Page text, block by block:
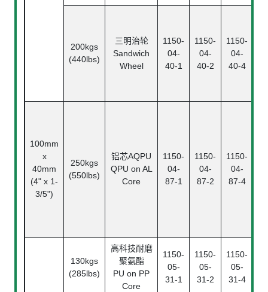
200kgs
(440lbs)
三明治轮
Sandwich
Wheel
1150-
04-
40-1
1150-
04-
40-2
1150-
04-
40-4
100mm
x
40mm
(4" x 1-
3/5")
250kgs
(550lbs)
铝芯AQPU
QPU on AL
Core
1150-
04-
87-1
1150-
04-
87-2
1150-
04-
87-4
130kgs
(285lbs)
高科技耐磨
聚氨酯
PU on PP
Core
1150-
05-
31-1
1150-
05-
31-2
1150-
05-
31-4